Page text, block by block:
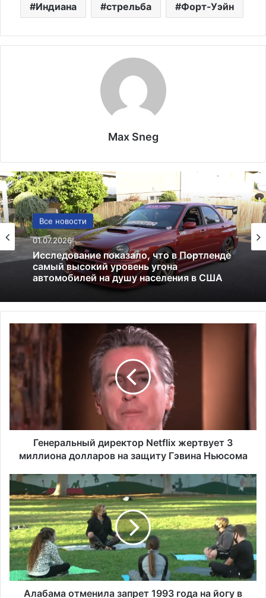
Индиана стрельба Форт-Уэйн
Max Sneg
Все новости
01.07.2026
Исследование показало, что в Портленде
самый высокий уровень угона
автомобилей на душу населения в США
США
13.06.2025
Америка имеет огромный избыток сыра
е
р
л
н
и
е
к
т
о
р
e
Генеральный директор Netflix жертвует 3
миллиона долларов на защиту Гэвина Ньюсома
А
л
а
б
а
м
а
т
Алабама отменила запрет 1993 года на йогу в